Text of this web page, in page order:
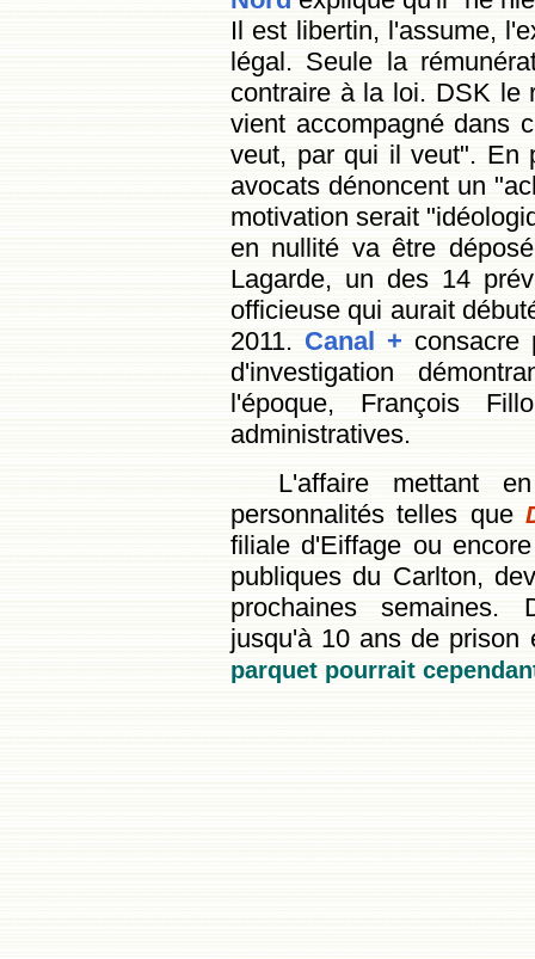
Il est libertin, l'assume,
légal. Seule la
contraire à la loi. DSK le
vient accompagné dans
veut, par qui il veut". En
avocats dénoncent un
motivation serait
en nullité va être
Lagarde, un des 14
officieuse qui aurait
2011. Canal + consacre
d'investigation
l'époque, François
administratives.
L'affaire mettant
personnalités telles que
filiale d'Eiffage ou
publiques du Carlton,
prochaines semaines.
jusqu'à 10 ans de prison
parquet pourrait